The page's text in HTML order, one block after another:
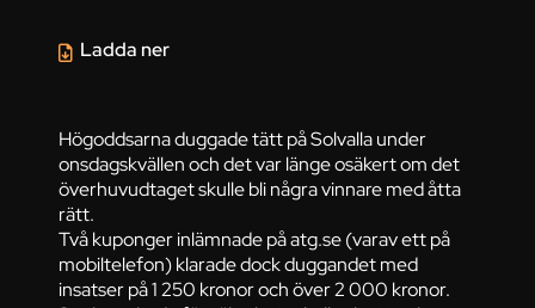
Högoddsarna duggade tätt på Solvalla under
onsdagskvällen och det var länge osäkert om det
överhuvudtaget skulle bli några vinnare med åtta
rätt.
Två kuponger inlämnade på atg.se (varav ett på
mobiltelefon) klarade dock duggandet med
insatser på 1 250 kronor och över 2 000 kronor.
Ladda ner